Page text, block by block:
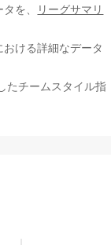
を、
リーグサマリ
ける詳細なデータ
たチームスタイル指